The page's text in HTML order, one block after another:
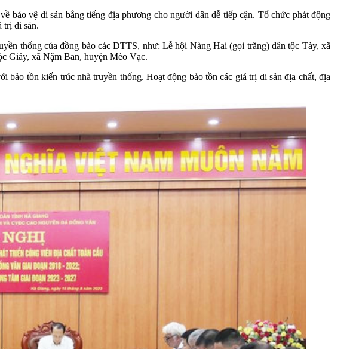
bảo vệ di sản bằng tiếng địa phương cho người dân dễ tiếp cận. Tổ chức phát động
trị di sản.
thống của đồng bào các DTTS, như: Lễ hội Nàng Hai (gọi trăng) dân tộc Tày, xã
Giáy, xã Nậm Ban, huyện Mèo Vạc.
bảo tồn kiến trúc nhà truyền thống. Hoạt động bảo tồn các giá trị di sản địa chất, địa